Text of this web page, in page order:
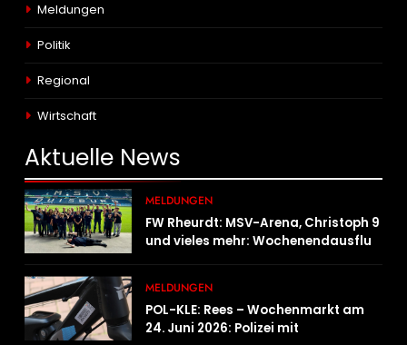
Meldungen
Politik
Regional
Wirtschaft
Aktuelle News
MELDUNGEN
FW Rheurdt: MSV-Arena, Christoph 9
und vieles mehr: Wochenendausflug
MELDUNGEN
POL-KLE: Rees – Wochenmarkt am
24. Juni 2026: Polizei mit